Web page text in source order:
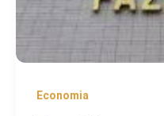
Economia